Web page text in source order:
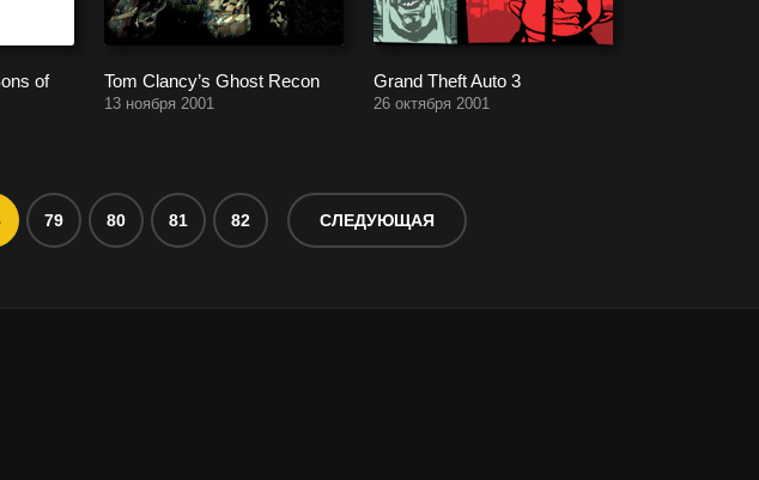
of
Tom Clancy’s Ghost Recon
13 ноября 2001
Grand Theft Auto 3
26 октября 2001
79 80 81 82 СЛЕДУЮЩАЯ